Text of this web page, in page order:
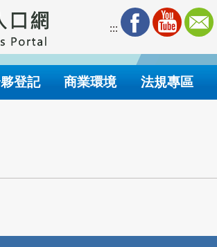
:::
登記 商業環境 法規專區